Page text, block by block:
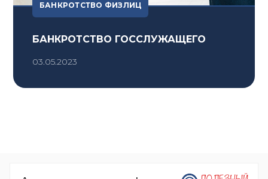
БАНКРОТСТВО ФИЗЛИЦ
БАНКРОТСТВО ГОССЛУЖАЩЕГО
03.05.2023